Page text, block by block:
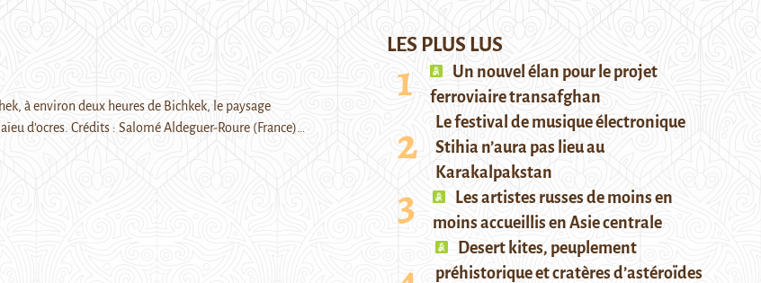
à environ deux heures de Bichkek, le paysage
d’ocres. Crédits : Salomé Aldeguer-Roure (France)…
LES PLUS LUS
Un nouvel élan pour le projet
ferroviaire transafghan
Le festival de musique électronique
Stihia n’aura pas lieu au
Karakalpakstan
Les artistes russes de moins en
moins accueillis en Asie centrale
Desert kites, peuplement
préhistorique et cratères d’astéroïdes